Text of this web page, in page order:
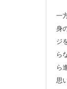
一
身
ジ
ら
ら
思